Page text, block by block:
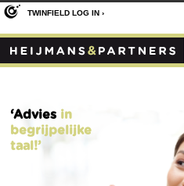
‘Advies in
begrijpelijke
taal!’
TWINFIELD LOG IN ›